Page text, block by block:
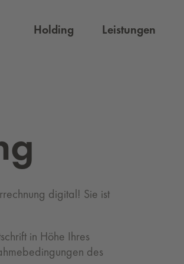
Holding Leistungen
digital! Sie ist
in Höhe Ihres
des